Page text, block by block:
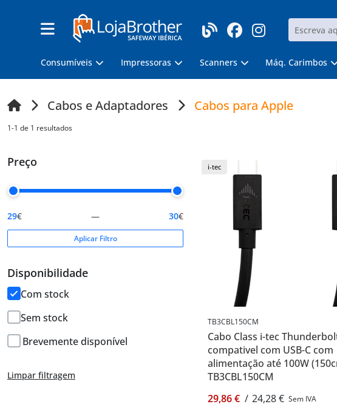
Consumíveis Impressoras Scanners Máq. Carimbos
Cabos e Adaptadores Cabos para Apple
1-1 de 1 resultados
Preço
29€ — 30€
Aplicar Filtro
Disponibilidade
Com stock
Sem stock
Brevemente disponível
Limpar filtragem
i-tec
TB3CBL150CM
Cabo Class i-tec
compativel com USB-C com
alimentação até 100W
TB3CBL150CM
29,86 € / 24,28 € Sem IVA